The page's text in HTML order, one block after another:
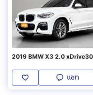
2019 BMW X3 2.0
แชท